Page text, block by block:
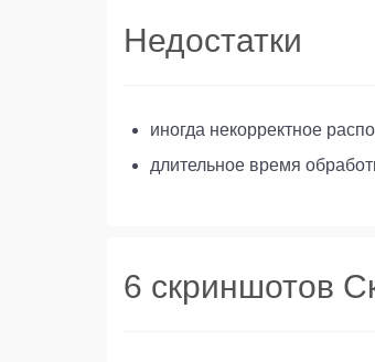
Недостатки
иногда некорректное
длительное время
6 скриншотов